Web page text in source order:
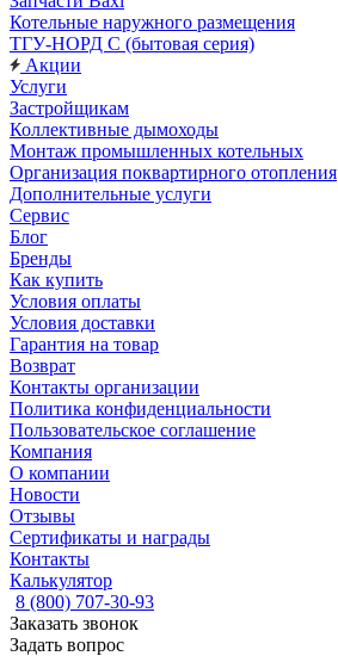
Котельные наружного размещения
ТГУ-НОРД С (бытовая серия)
Акции
Услуги
Застройщикам
Коллективные дымоходы
Монтаж промышленных котельных
Организация поквартирного отопления
Дополнительные услуги
Сервис
Блог
Бренды
Как купить
Условия оплаты
Условия доставки
Гарантия на товар
Возврат
Контакты организации
Политика конфиденциальности
Пользовательское соглашение
Компания
О компании
Новости
Отзывы
Сертификаты и награды
Контакты
Калькулятор
8 (800) 707-30-93
Заказать звонок
Задать вопрос